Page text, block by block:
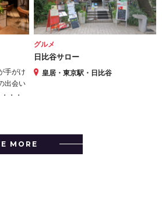
手がけ
出会い
・・
グルメ
日比谷サロー
皇居・東京駅・日比谷
MORE